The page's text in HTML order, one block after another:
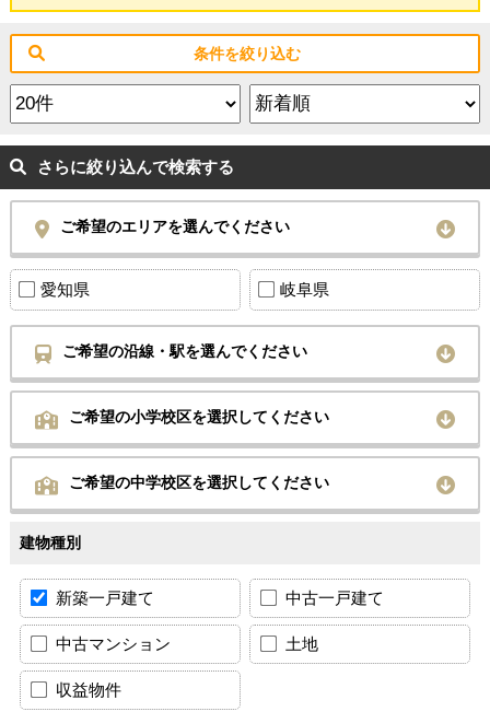
条件を絞り込む
さらに絞り込んで検索する
ご希望のエリアを選んでください
愛知県 岐阜県
ご希望の沿線・駅を選んでください
ご希望の小学校区を選択してください
ご希望の中学校区を選択してください
建物種別
新築一戸建て 中古一戸建て
中古マンション 土地
収益物件